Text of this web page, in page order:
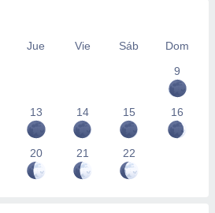
Jue Vie Sáb
Dom
9
13 14 15 16
20 21 22